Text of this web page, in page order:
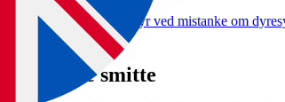
Unngå smitte til andre dyr ved mistanke om
å hindre smitte